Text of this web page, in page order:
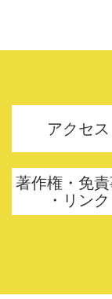
アクセス
著作権・免
・リンク